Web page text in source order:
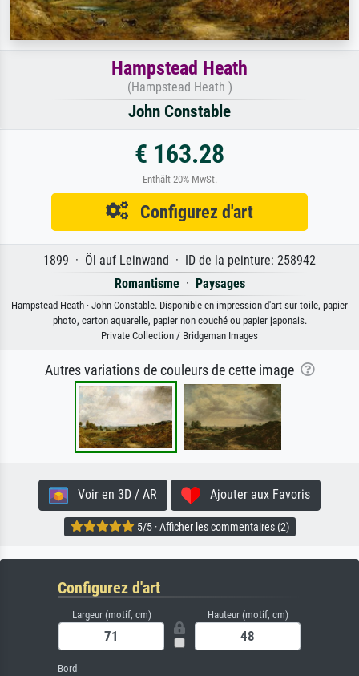
Hampstead Heath
(Hampstead Heath )
John Constable
€ 163.28
Enthält 20% MwSt.
Configurez d'art
1899 · Öl auf Leinwand · ID de la peinture: 258942
Romantisme· Paysages
Hampstead Heath · John Constable. Disponible en impression d'art sur toile, papier
photo, carton aquarelle, papier non couché ou papier japonais.
Private Collection / Bridgeman Images
Autres variations de couleurs de cette image
Voir en 3D / AR Ajouter aux Favoris
5/5 · Afficher les commentaires (2)
Configurez d'art
Largeur (motif, cm) Hauteur (motif, cm)
Bord